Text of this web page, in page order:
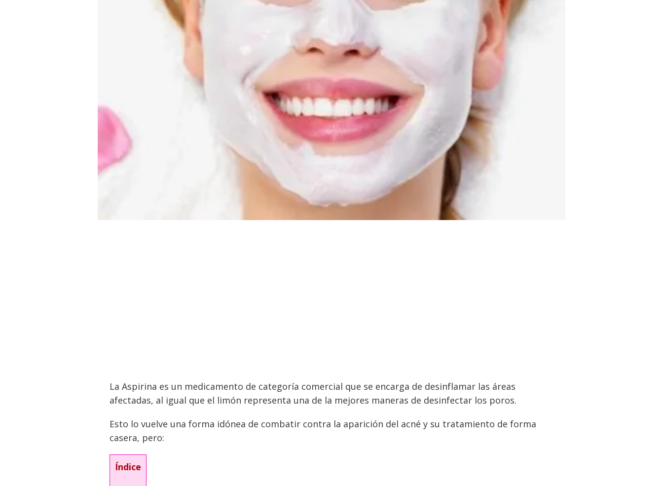
La Aspirina es un medicamento de categoría comercial que se encarga de desinflamar las áreas
afectadas, al igual que el limón representa una de la mejores maneras de desinfectar los poros.
Esto lo vuelve una forma idónea de combatir contra la aparición del acné y su tratamiento de forma
casera, pero:
Índice